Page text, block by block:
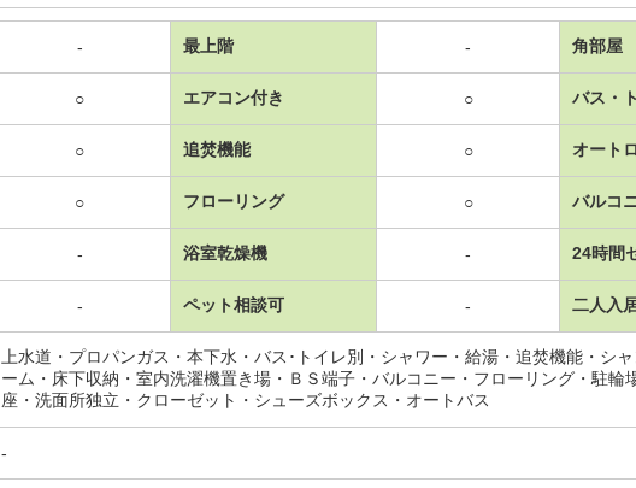
- 最上階 - 角部屋
○ エアコン付き ○ バス・
○ 追焚機能 ○ オート
○ フローリング ○ バルコ
- 浴室乾燥機 - 24時間
- ペット相談可 - 二人入
上水道・プロパンガス・本下水・バス･トイレ別・シャワー・給湯・追焚機能・シ
ーム・床下収納・室内洗濯機置き場・ＢＳ端子・バルコニー・フローリング・駐輪
座・洗面所独立・クローゼット・シューズボックス・オートバス
-